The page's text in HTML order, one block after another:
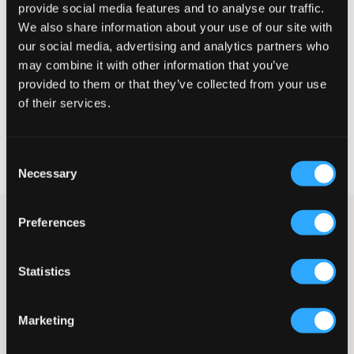
provide social media features and to analyse our traffic.
We also share information about your use of our site with
our social media, advertising and analytics partners who
may combine it with other information that you’ve
provided to them or that they’ve collected from your use
of their services.
Selection
Necessary
Preferences
Statistics
Marketing
Te klein Perfect Te groot
MAATTABEL
KIES EEN MAAT
Recht op herroeping binnen 60 dagen
Broek in linnenmix van Grunt in een lichtbeige tint. In de taille
zit een elastiek en een koord, en er zijn zakken aan de zijkant.
voor een complete set.
Koord